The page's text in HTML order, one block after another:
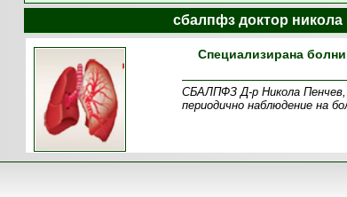
сбалпфз доктор никола
Специализирана
СБАЛПФЗ Д-р Никола Пенчев,
периодично наблюдение на